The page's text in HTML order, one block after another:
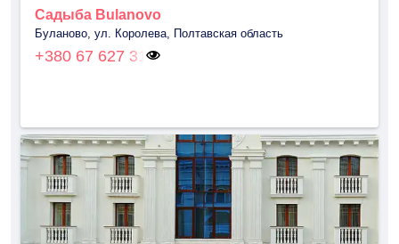
Садыба Bulanovo
Буланово, ул. Королева, Полтавская область
+380 67 627 31